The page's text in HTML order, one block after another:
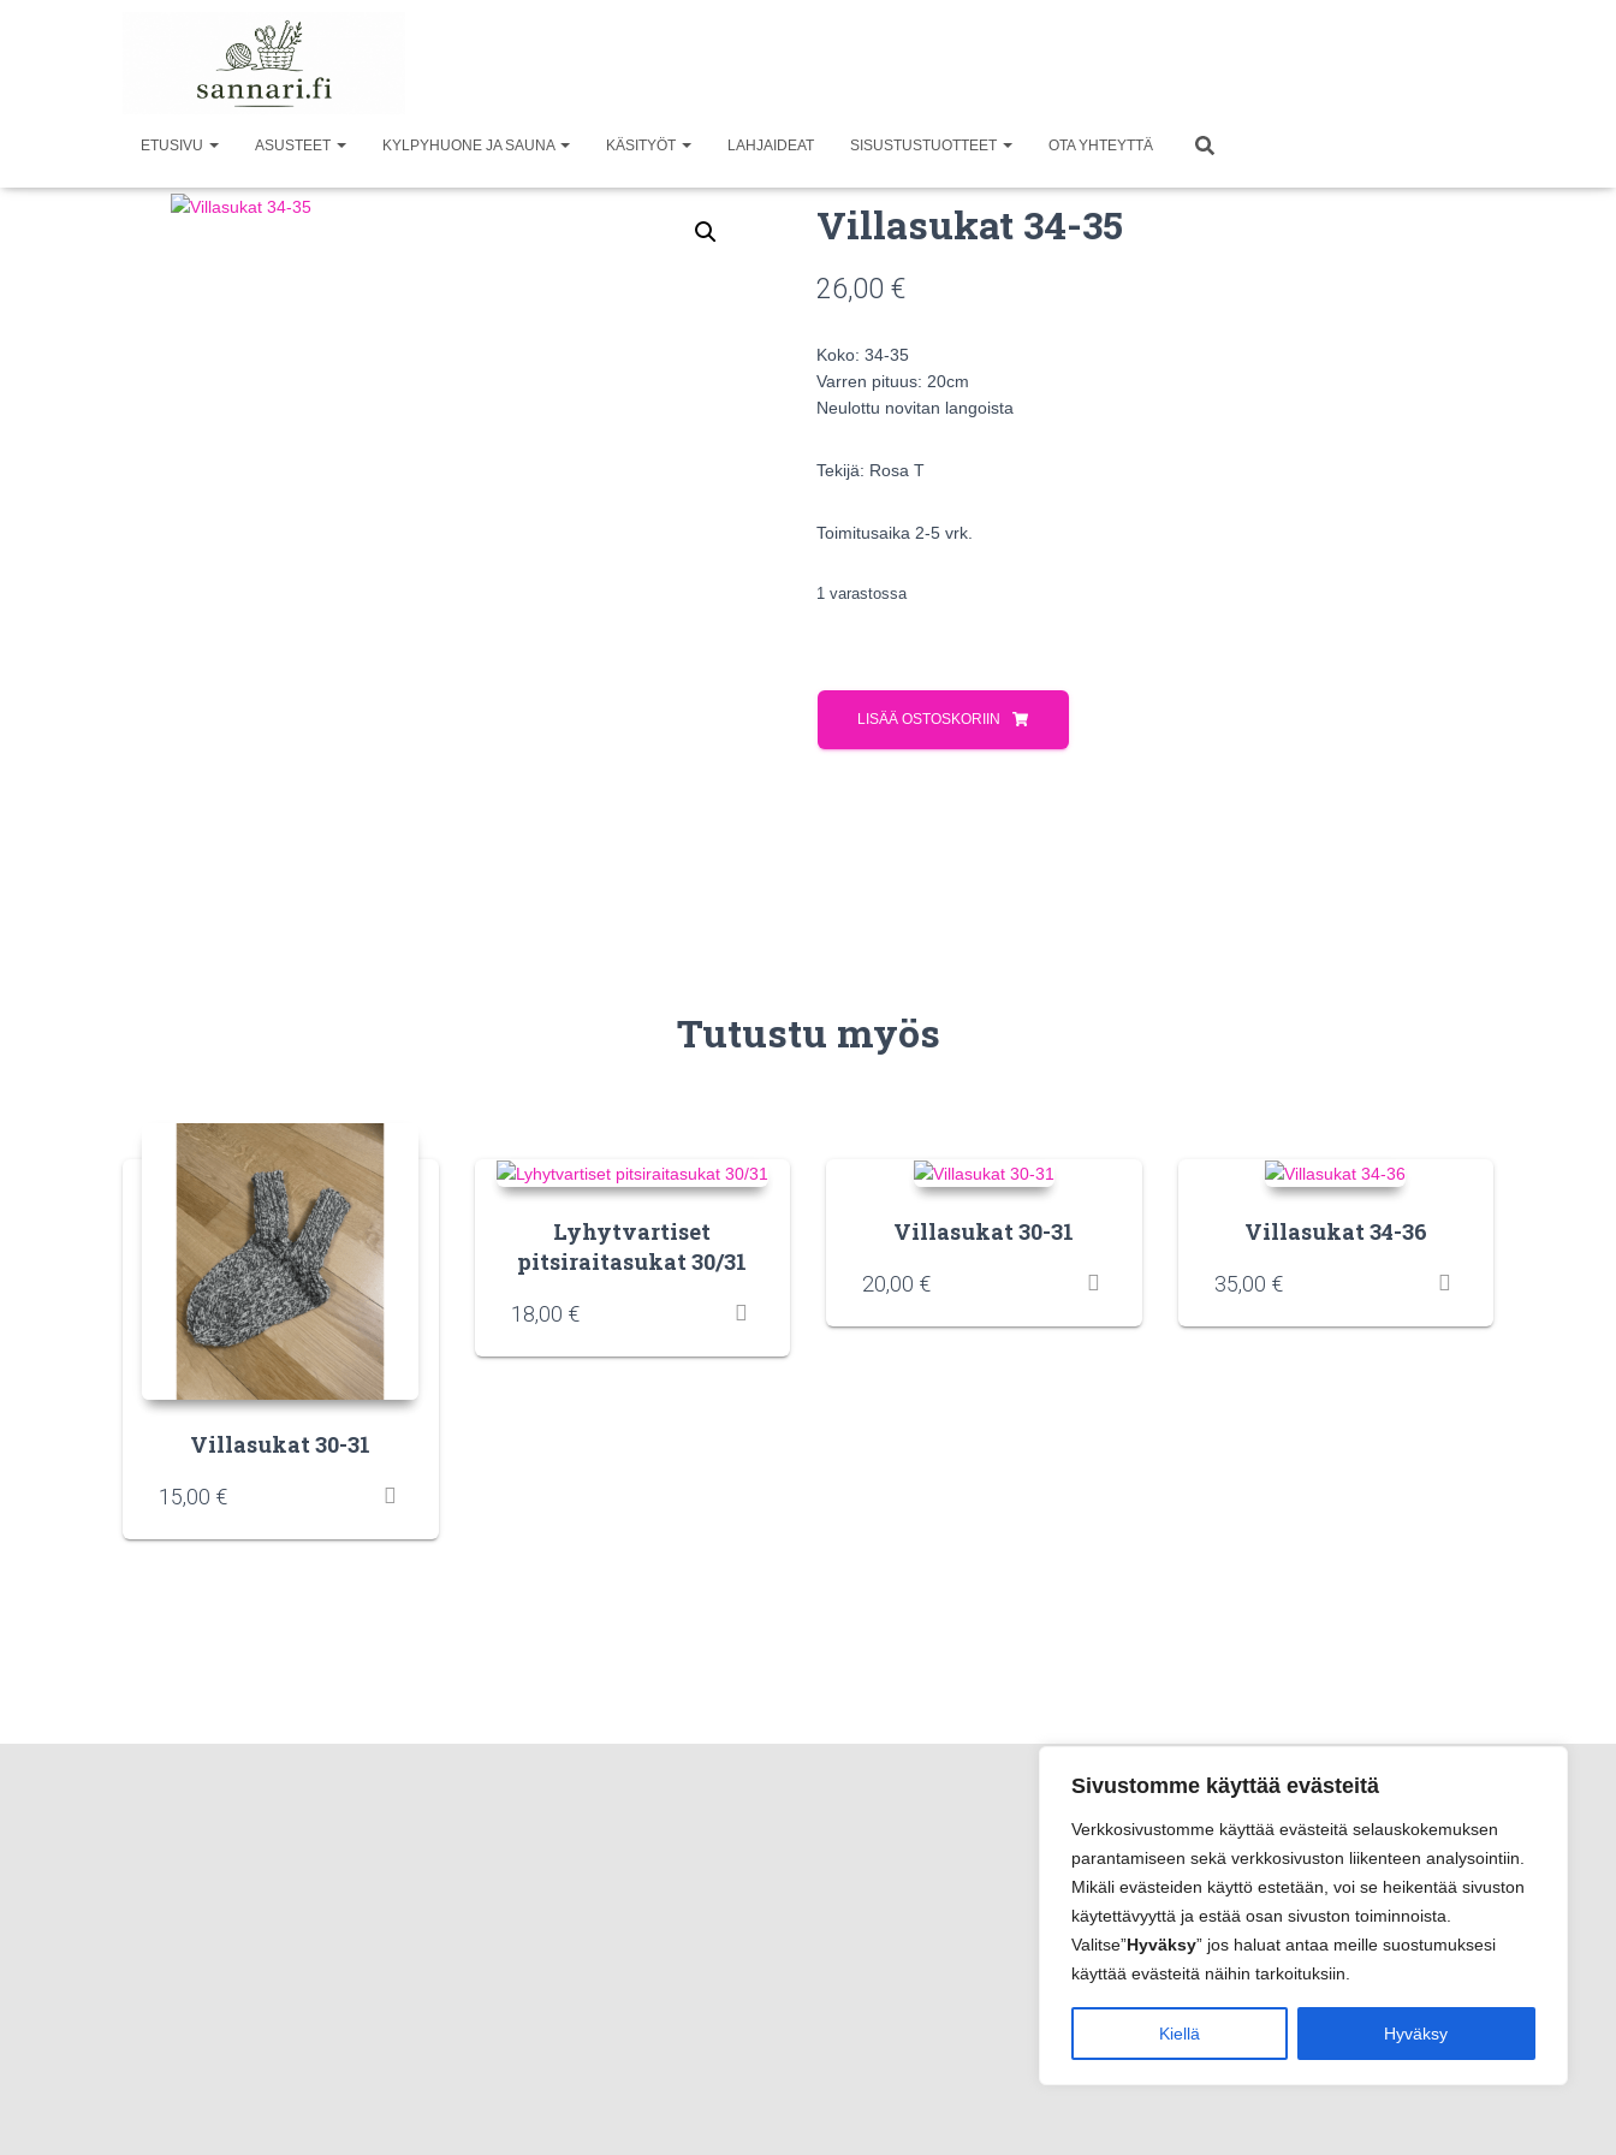
Sivustomme käyttää evästeitä
Verkkosivustomme käyttää evästeitä selauskokemuksen
parantamiseen sekä verkkosivuston liikenteen analysointiin.
Mikäli evästeiden käyttö estetään, voi se heikentää sivuston
käytettävyyttä ja estää osan sivuston toiminnoista.
Valitse”Hyväksy” jos haluat antaa meille suostumuksesi
käyttää evästeitä näihin tarkoituksiin.
Kiellä Hyväksy
ETUSIVU ASUSTEET KYLPYHUONE JA SAUNA KÄSITYÖT LAHJAIDEAT SISUSTUSTUOTTEET OTA YHTEYTTÄ
Villasukat 34-35
26,00 €
Koko: 34-35
Varren pituus: 20cm
Neulottu novitan langoista
Tekijä: Rosa T
Toimitusaika 2-5 vrk.
1 varastossa
LISÄÄ OSTOSKORIIN
Tutustu myös
Villasukat 30-31
15,00 €
Lyhytvartiset
pitsiraitasukat 30/31
18,00 €
Villasukat 30-31
20,00 €
Villasukat 34-36
35,00 €